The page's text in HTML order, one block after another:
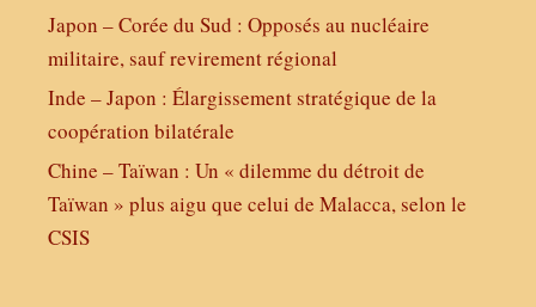
Japon – Corée du Sud : Opposés au nucléaire
militaire, sauf revirement régional
Inde – Japon : Élargissement stratégique de la
coopération bilatérale
Chine – Taïwan : Un « dilemme du détroit de
Taïwan » plus aigu que celui de Malacca, selon le
CSIS